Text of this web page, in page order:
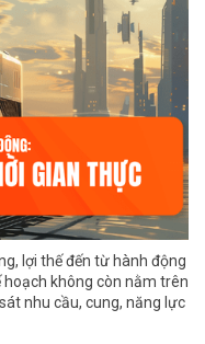
lợi thế đến từ hành động
hoạch không còn nằm trên
nhu cầu, cung, năng lực